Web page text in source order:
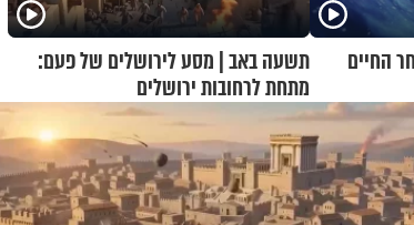
החיים
תשעה באב | מסע לירושלים של פעם:
מתחת לרחובות ירושלים